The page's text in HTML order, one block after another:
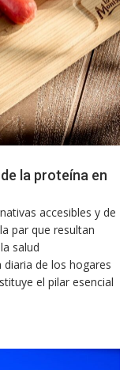
la proteína en
accesibles y de
par que resultan
salud
diaria de los hogares
el pilar esencial